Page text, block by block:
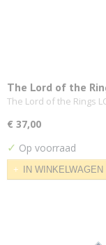
The Lord of the
The Lord of the Rings
€ 37,00
✓ Op voorraad
IN WINKELWAGEN